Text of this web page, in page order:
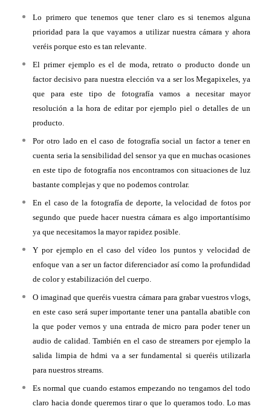
Lo primero que tenemos que tener claro es si tenemos alguna
prioridad para la que vayamos a utilizar nuestra cámara y ahora
veréis porque esto es tan relevante.
El primer ejemplo es el de moda, retrato o producto donde un
factor decisivo para nuestra elección va a ser los Megapixeles, ya
que para este tipo de fotografía vamos a necesitar mayor
resolución a la hora de editar por ejemplo piel o detalles de un
producto.
Por otro lado en el caso de fotografía social un factor a tener en
cuenta seria la sensibilidad del sensor ya que en muchas ocasiones
en este tipo de fotografía nos encontramos con situaciones de luz
bastante complejas y que no podemos controlar.
En el caso de la fotografía de deporte, la velocidad de fotos por
segundo que puede hacer nuestra cámara es algo importantísimo
ya que necesitamos la mayor rapidez posible.
Y por ejemplo en el caso del vídeo los puntos y velocidad de
enfoque van a ser un factor diferenciador así como la profundidad
de color y estabilización del cuerpo.
O imaginad que queréis vuestra cámara para grabar vuestros vlogs,
en este caso será super importante tener una pantalla abatible con
la que poder vernos y una entrada de micro para poder tener un
audio de calidad. También en el caso de streamers por ejemplo la
salida limpia de hdmi va a ser fundamental si queréis utilizarla
para nuestros streams.
Es normal que cuando estamos empezando no tengamos del todo
claro hacia donde queremos tirar o que lo queramos todo. Lo mas